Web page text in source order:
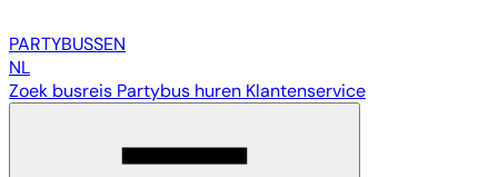
PARTYBUSSEN
NL
Zoek busreis Partybus huren Klantenservice